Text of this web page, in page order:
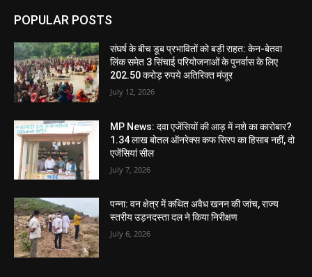
POPULAR POSTS
संघर्ष के बीच डूब प्रभावितों को बड़ी राहत: केन-बेतवा
लिंक समेत 3 सिंचाई परियोजनाओं के पुनर्वास के लिए
202.50 करोड़ रुपये अतिरिक्त मंजूर
July 12, 2026
MP News: दवा एजेंसियों की आड़ में नशे का कारोबार?
1.34 लाख बोतल ऑनरेक्स कफ सिरप का हिसाब नहीं, दो
एजेंसियां सील
July 7, 2026
पन्ना: वन क्षेत्र में कथित अवैध खनन की जांच, राज्य
स्तरीय उड़नदस्ता दल ने किया निरीक्षण
July 6, 2026